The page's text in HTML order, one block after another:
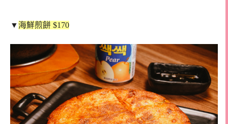
▼ 海鮮煎餅 $170